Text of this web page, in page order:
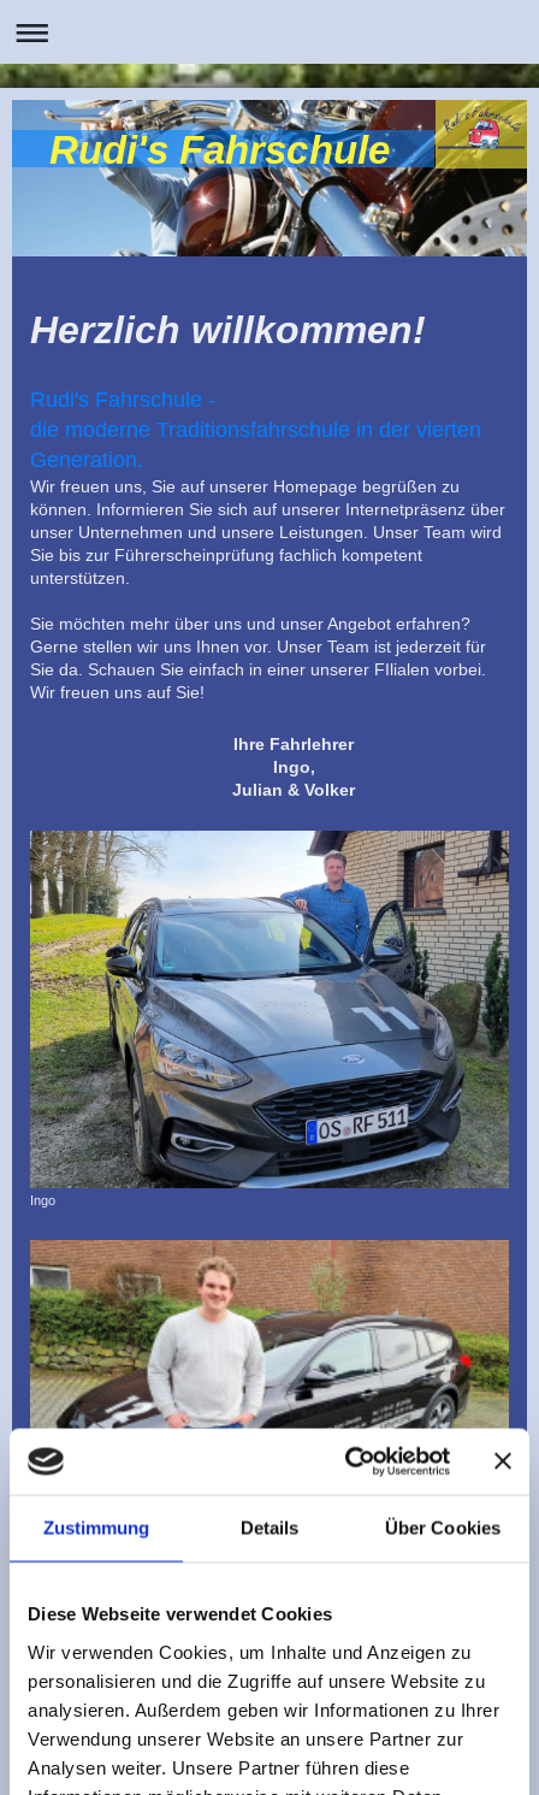
Zustimmung Details Über Cookies
Diese Webseite verwendet Cookies
Wir verwenden Cookies, um Inhalte und Anzeigen zu
personalisieren und die Zugriffe auf unsere Website zu
analysieren. Außerdem geben wir Informationen zu Ihrer
Verwendung unserer Website an unsere Partner zur
Analysen weiter. Unsere Partner führen diese
Rudi's Fahrschule
Herzlich willkommen!
Rudi's Fahrschule -
die moderne Traditionsfahrschule in der vierten
Generation.
Wir freuen uns, Sie auf unserer Homepage begrüßen zu
können. Informieren Sie sich auf unserer Internetpräsenz über
unser Unternehmen und unsere Leistungen. Unser Team wird
Sie bis zur Führerscheinprüfung fachlich kompetent
unterstützen.
Sie möchten mehr über uns und unser Angebot erfahren?
Gerne stellen wir uns Ihnen vor. Unser Team ist jederzeit für
Sie da. Schauen Sie einfach in einer unserer FIlialen vorbei.
Wir freuen uns auf Sie!
Ihre Fahrlehrer
Ingo,
Julian & Volker
Ingo
Julian
Praktischer Unterricht
Komm und steig ein zum Führerschein